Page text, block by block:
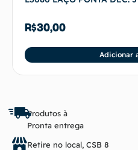
R$30,00
Adicionar
Produtos à
Pronta entrega
Retire no local, CSB 8